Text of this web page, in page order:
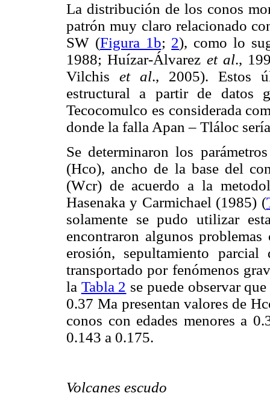
La distribución de los conos
patrón muy claro relacionado
SW (Figura 1b; 2), como lo
1988; Huízar-Álvarez et al.,
Vilchis et al., 2005). Estos
estructural a partir de datos
Tecocomulco es considerada
donde la falla Apan – Tláloc
Se determinaron los
(Hco), ancho de la base del
(Wcr) de acuerdo a la
Hasenaka y Carmichael (1985) (
solamente se pudo utilizar
encontraron algunos
erosión, sepultamiento
transportado por fenómenos
la Tabla 2 se puede observar
0.37 Ma presentan valores de
conos con edades menores a
0.143 a 0.175.
Volcanes escudo